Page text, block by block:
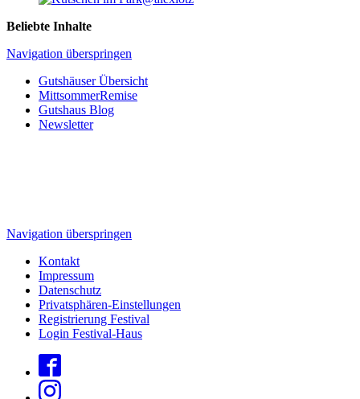
Beliebte Inhalte
Navigation überspringen
Gutshäuser Übersicht
MittsommerRemise
Gutshaus Blog
Newsletter
Navigation überspringen
Kontakt
Impressum
Datenschutz
Privatsphären-Einstellungen
Registrierung Festival
Login Festival-Haus